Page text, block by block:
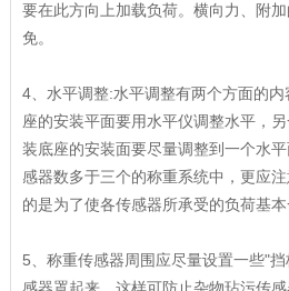
要在此方向上加载负荷。横向力、附
免。
4、水平调整:水平调整有两个方面的
座的安装平面要用水平仪调整水平，
装底座的安装面要尽量调整到一个水
感器数多于三个的称重系统中，更应
的是为了使各传感器所承受的负荷基本
5、称重传感器周围应尽量设置一些"